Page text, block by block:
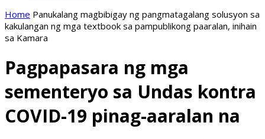
Home Panukalang magbibigay ng pangmatagalang solusyon sa
kakulangan ng mga textbook sa pampublikong paaralan, inihain
sa Kamara
Pagpapasara ng mga
sementeryo sa Undas kontra
COVID-19 pinag-aaralan na